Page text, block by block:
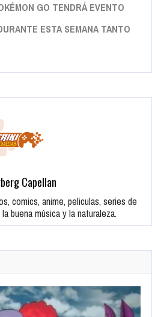
GO TENDRÁ EVENTO
ESTA SEMANA TANTO
Capellan
comics, anime, peliculas, series de
buena música y la naturaleza.